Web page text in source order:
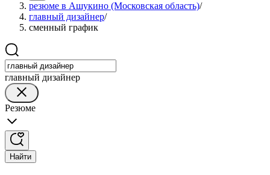
резюме в Ашукино (Московская область)/
главный дизайнер/
сменный график
главный дизайнер
Резюме
Найти